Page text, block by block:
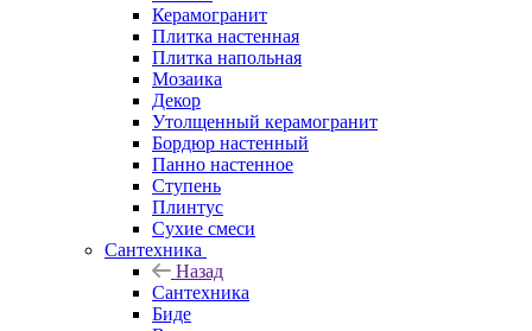
Керамогранит
Плитка настенная
Плитка напольная
Мозаика
Декор
Утолщенный керамогранит
Бордюр настенный
Панно настенное
Ступень
Плинтус
Сухие смеси
Сантехника
Назад
Сантехника
Биде